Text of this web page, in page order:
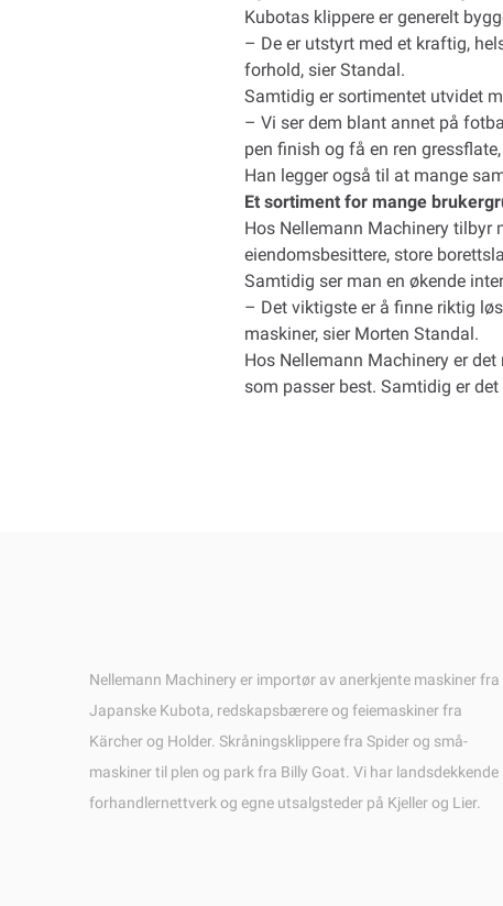
Kubotas klippere er generelt
– De er utstyrt med et kraftig,
forhold, sier Standal.
Samtidig er sortimentet utvidet
– Vi ser dem blant annet på
pen finish og få en ren
Han legger også til at mange
Et sortiment for mange
Hos Nellemann Machinery tilbyr
eiendomsbesittere, store
Samtidig ser man en økende
– Det viktigste er å finne riktig
maskiner, sier Morten Standal.
Hos Nellemann Machinery er
som passer best. Samtidig er
Nellemann Machinery er importør av anerkjente maskiner fra
Japanske Kubota, redskapsbærere og feiemaskiner fra
Kärcher og Holder. Skråningsklippere fra Spider og små-
maskiner til plen og park fra Billy Goat. Vi har landsdekkende
forhandlernettverk og egne utsalgsteder på Kjeller og Lier.